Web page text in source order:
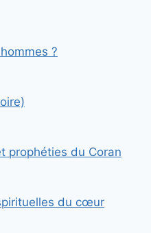
?
prophéties du Coran
du cœur